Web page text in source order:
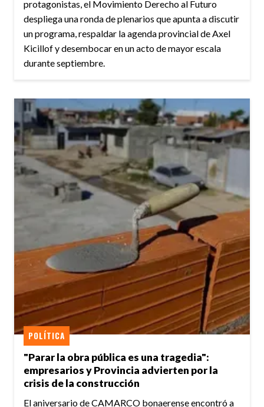
protagonistas, el Movimiento Derecho al Futuro
despliega una ronda de plenarios que apunta a discutir
un programa, respaldar la agenda provincial de Axel
Kicillof y desembocar en un acto de mayor escala
durante septiembre.
"Parar la obra pública es una tragedia":
empresarios y Provincia advierten por la
crisis de la construcción
POLÍTICA
El aniversario de CAMARCO bonaerense encontró a